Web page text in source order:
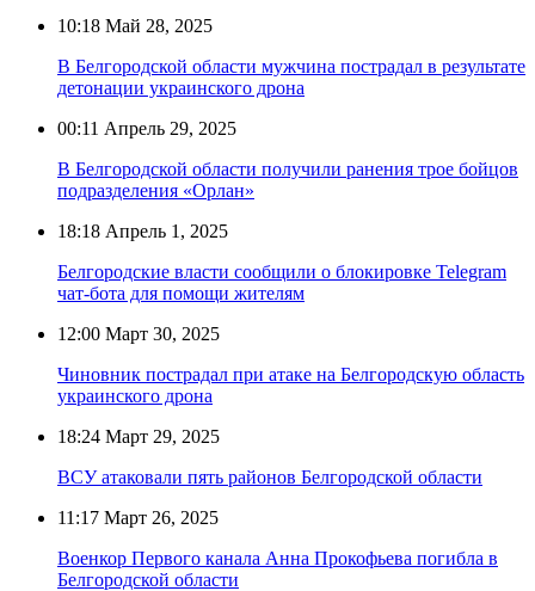
10:18 Май 28, 2025
В Белгородской области мужчина пострадал в результате
детонации украинского дрона
00:11 Апрель 29, 2025
В Белгородской области получили ранения трое бойцов
подразделения «Орлан»
18:18 Апрель 1, 2025
Белгородские власти сообщили о блокировке Telegram
чат-бота для помощи жителям
12:00 Март 30, 2025
Чиновник пострадал при атаке на Белгородскую область
украинского дрона
18:24 Март 29, 2025
ВСУ атаковали пять районов Белгородской области
11:17 Март 26, 2025
Военкор Первого канала Анна Прокофьева погибла в
Белгородской области